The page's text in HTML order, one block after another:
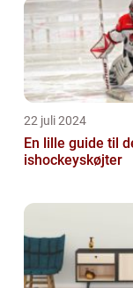
22 juli 2024
En lille guide til
ishockeyskøjter